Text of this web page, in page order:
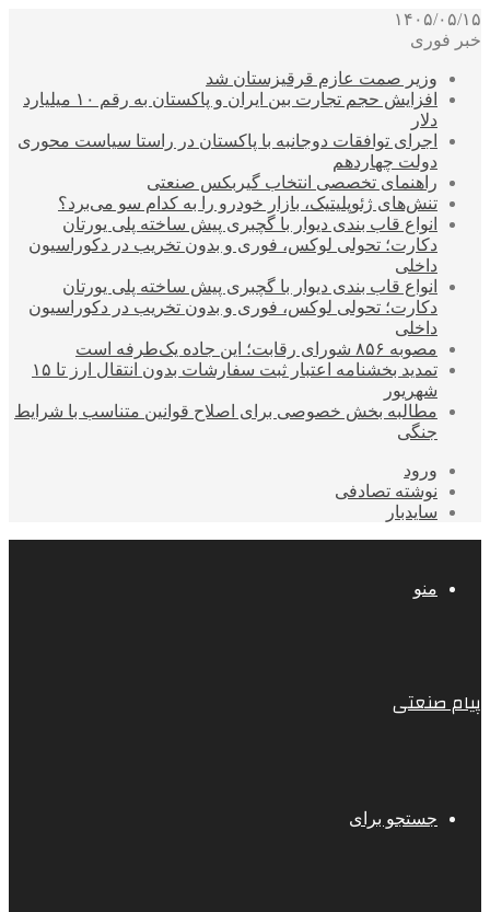
۱۴۰۵/۰۵/۱۵
خبر فوری
وزیر صمت عازم قرقیزستان شد
افزایش حجم تجارت بین ایران و پاکستان به رقم ۱۰ میلیارد
دلار
اجرای توافقات دوجانبه با پاکستان در راستا سیاست محوری
دولت چهاردهم
راهنمای تخصصی انتخاب گیربکس صنعتی
تنش‌های ژئوپلیتیک، بازار خودرو را به کدام سو می‌برد؟
انواع قاب بندی دیوار با گچبری پیش ساخته پلی یورتان
دکارت؛ تحولی لوکس، فوری و بدون تخریب در دکوراسیون
داخلی
انواع قاب بندی دیوار با گچبری پیش ساخته پلی یورتان
دکارت؛ تحولی لوکس، فوری و بدون تخریب در دکوراسیون
داخلی
مصوبه ۸۵۶ شورای رقابت؛ این جاده یک‌طرفه است
تمدید بخشنامه اعتبار ثبت سفارشات بدون انتقال ارز تا ۱۵
شهریور
مطالبه بخش خصوصی برای اصلاح قوانین متناسب با شرایط
جنگی
ورود
نوشته تصادفی
سایدبار
منو
پیام صنعتی
جستجو برای